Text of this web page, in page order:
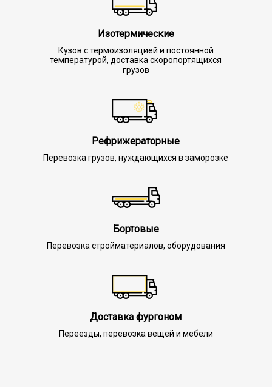
Изотермические
Кузов с термоизоляцией и постоянной
температурой, доставка скоропортящихся
грузов
Рефрижераторные
Перевозка грузов, нуждающихся в заморозке
Бортовые
Перевозка стройматериалов, оборудования
Доставка фургоном
Переезды, перевозка вещей и мебели